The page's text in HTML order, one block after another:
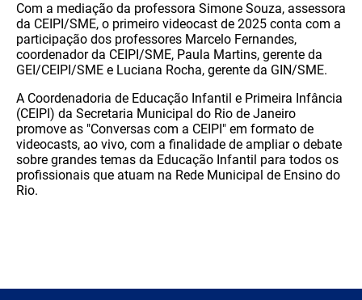
Com a mediação da professora Simone Souza, assessora
da CEIPI/SME, o primeiro videocast de 2025 conta com a
participação dos professores Marcelo Fernandes,
coordenador da CEIPI/SME, Paula Martins, gerente da
GEI/CEIPI/SME e Luciana Rocha, gerente da GIN/SME.
A Coordenadoria de Educação Infantil e Primeira Infância
(CEIPI) da Secretaria Municipal do Rio de Janeiro
promove as "Conversas com a CEIPI" em formato de
videocasts, ao vivo, com a finalidade de ampliar o debate
sobre grandes temas da Educação Infantil para todos os
profissionais que atuam na Rede Municipal de Ensino do
Rio.